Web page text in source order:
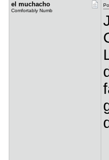
el muchach​o
Comfortably Numb